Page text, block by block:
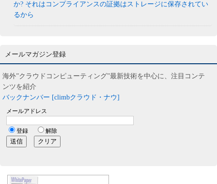
か? それはコンプライアンスの証拠はストレージに保存されてい
るから
メールマガジン登録
海外”クラウドコンピューティング”最新技術を中心に、注目コンテ
ンツを紹介
バックナンバー [climbクラウド・ナウ]